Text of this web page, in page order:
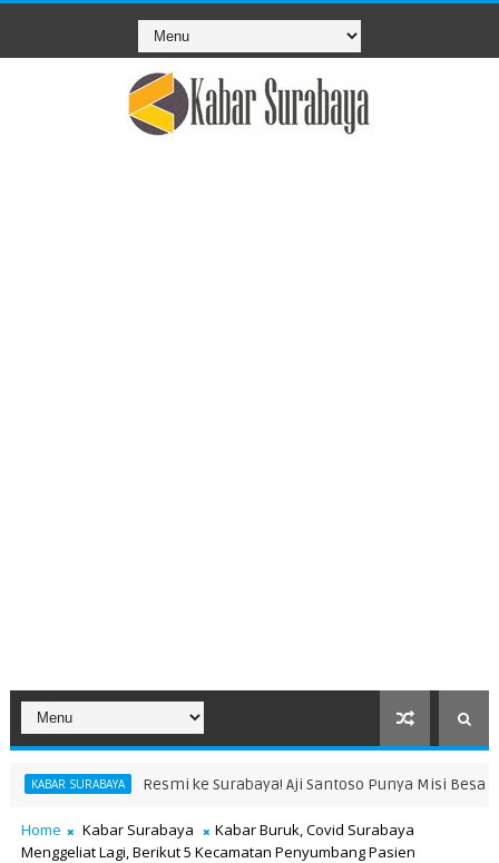
ke Surabaya! Aji Santoso Punya Misi Besar Bersama de Red FC
Home Kabar Surabaya
Kabar Buruk, Covid Surabaya
Menggeliat Lagi, Berikut 5 Kecamatan Penyumbang Pasien